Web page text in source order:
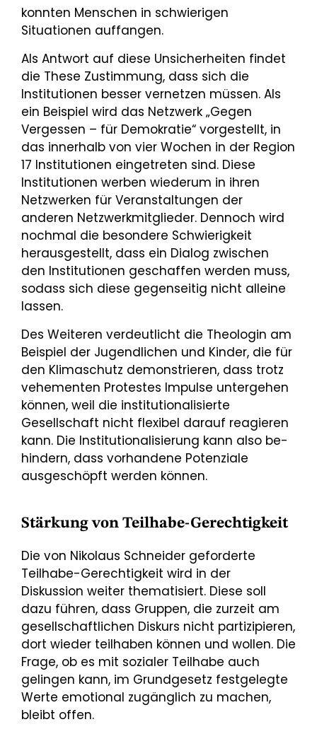
konnten Menschen in schwierigen
Situationen auffangen.
Als Antwort auf diese Unsicherheiten findet
die These Zustimmung, dass sich die
Institutionen besser vernetzen müssen. Als
ein Beispiel wird das Netzwerk „Gegen
Vergessen – für Demokratie“ vorgestellt, in
das innerhalb von vier Wochen in der Region
17 Institutionen eingetreten sind. Diese
Institutionen werben wiederum in ihren
Netzwerken für Veranstaltungen der
anderen Netzwerkmitglieder. Den­noch wird
nochmal die besondere Schwierigkeit
herausgestellt, dass ein Dialog zwischen
den Instituti­onen geschaffen werden muss,
sodass sich diese gegenseitig nicht alleine
lassen.
Des Weiteren verdeutlicht die Theologin am
Beispiel der Jugendlichen und Kinder, die für
den Klima­schutz demonstrieren, dass trotz
vehementen Protestes Impulse untergehen
können, weil die institu­tionalisierte
Gesellschaft nicht flexibel darauf reagieren
kann. Die Institutionalisierung kann also be­
hindern, dass vorhandene Potenziale
ausgeschöpft werden können.
Stärkung von Teilhabe-Gerechtigkeit
Die von Nikolaus Schneider geforderte
Teilhabe-Gerechtigkeit wird in der
Diskussion weiter themati­siert. Diese soll
dazu führen, dass Gruppen, die zurzeit am
gesellschaftlichen Diskurs nicht partizipie­ren,
dort wieder teilhaben können und wollen. Die
Frage, ob es mit sozialer Teilhabe auch
gelingen kann, im Grundgesetz festgelegte
Werte emotional zugänglich zu machen,
bleibt offen.